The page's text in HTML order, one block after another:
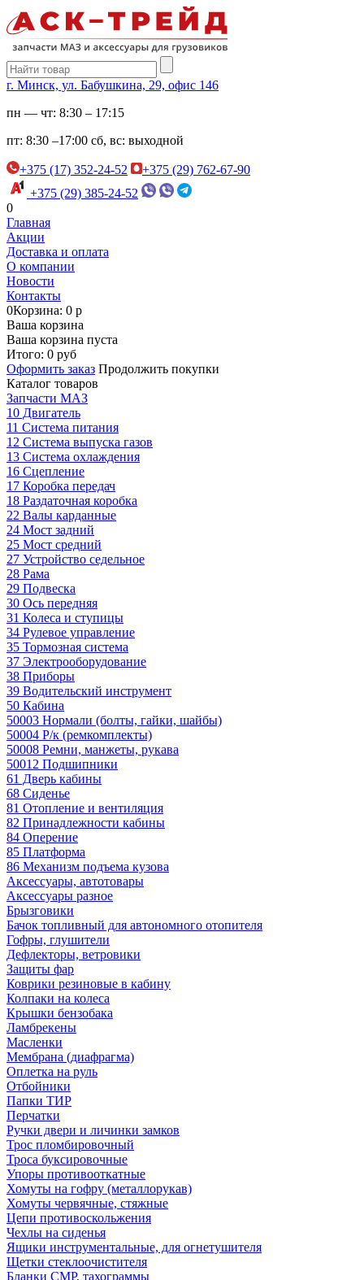
г. Минск, ул. Бабушкина, 29, офис 146
пн — чт: 8:30 – 17:15
пт: 8:30 –17:00 сб, вс: выходной
+375 (17) 352-24-52
+375 (29) 762-67-90
+375 (29) 385-24-52
0
Главная
Акции
Доставка и оплата
О компании
Новости
Контакты
0Корзина: 0 р
Ваша корзина
Ваша корзина пуста
Итого: 0 руб
Оформить заказ Продолжить покупки
Каталог товаров
Запчасти МАЗ
10 Двигатель
11 Система питания
12 Система выпуска газов
13 Система охлаждения
16 Сцепление
17 Коробка передач
18 Раздаточная коробка
22 Валы карданные
24 Мост задний
25 Мост средний
27 Устройство седельное
28 Рама
29 Подвеска
30 Ось передняя
31 Колеса и ступицы
34 Рулевое управление
35 Тормозная система
37 Электрооборудование
38 Приборы
39 Водительский инструмент
50 Кабина
50003 Нормали (болты, гайки, шайбы)
50004 Р/к (ремкомплекты)
50008 Ремни, манжеты, рукава
50012 Подшипники
61 Дверь кабины
68 Сиденье
81 Отопление и вентиляция
82 Принадлежности кабины
84 Оперение
85 Платформа
86 Механизм подъема кузова
Аксессуары, автотовары
Аксессуары разное
Брызговики
Бачок топливный для автономного отопителя
Гофры, глушители
Дефлекторы, ветровики
Защиты фар
Коврики резиновые в кабину
Колпаки на колеса
Крышки бензобака
Ламбрекены
Масленки
Мембрана (диафрагма)
Оплетка на руль
Отбойники
Папки ТИР
Перчатки
Ручки двери и личинки замков
Трос пломбировочный
Троса буксировочные
Упоры противооткатные
Хомуты на гофру (металлорукав)
Хомуты червячные, стяжные
Цепи противоскольжения
Чехлы на сиденья
Ящики инструментальные, для огнетушителя
Щетки стеклоочистителя
Бланки СМР, тахограммы